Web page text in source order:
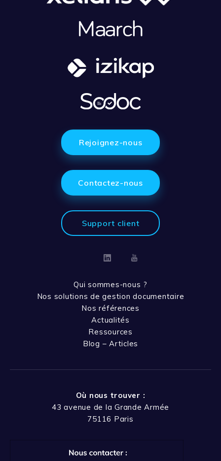
Rejoignez-nous
Contactez-nous
Support client
LinkedinYoutube
Qui sommes-nous ?
Nos solutions de gestion documentaire
Nos références
Actualités
Ressources
Blog – Articles
Où nous trouver :
43 avenue de la Grande Armée
75116 Paris